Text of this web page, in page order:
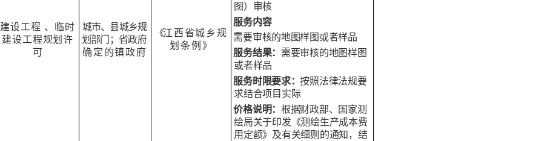
建设工程 、临时
建设工程规划许
可
城市、县城乡规
划部门；省政府
确定的镇政府
《江 西省城乡规
划条例 》
图）审核
服务内容
需要审核的地图样图或者样品
服务结果： 需要审核的地图样图
或者样品
服务时限要求：按照法律法规要
求结合项目实际
价格说明：根据财政部、国家测
绘局关于印发《测绘生产成本费
用定额》及有关细则的通知，结